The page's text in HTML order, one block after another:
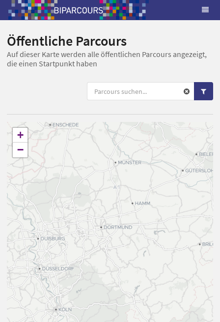
Öffentliche Parcours
Auf dieser Karte werden alle öffentlichen Parcours angezeigt,
die einen Startpunkt haben
+
−